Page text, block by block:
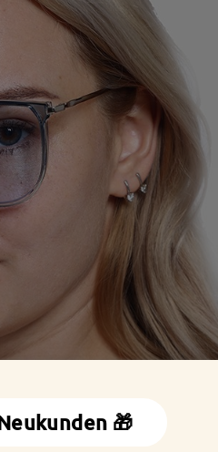
🎁